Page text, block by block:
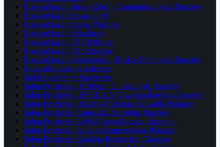
Rozkład jazdy Busko-Zdrój – Sandomierz przez Staszów
Rozkład jazdy busów Gryf
Rozkład jazdy busów Połaniec
Rozkład jazdy Muszkieter
Rozkład jazdy PKS Połaniec
Rozkład jazdy PKS Staszów
Rozkład jazdy Sandomierz – Busko-Zdrój przez Staszów
Rytwiański karp w galarecie
Sąd Rejonowy w Staszowie
Salon Fryzjerski „Elżbieta”, E. Suchojad, Staszów
Salon Fryzjerski „EVELAIN” Ewelina Pawlęga, Staszów
Salon Fryzjerski „Hairstyle” Renata Kowalik, Połaniec
Salon Fryzjerski Agnieszka Poczobut, Staszów
Salon Fryzjerski ANNA Anna Reczko, Strzegom
Salon Fryzjerski Jadwiga Staniszewska, Połaniec
Salon Fryzjerski Karolina Rejnowicz, Chańcza